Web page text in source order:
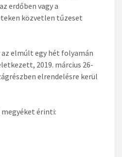
erdőben vagy a
közvetlen tűzeset
elmúlt egy hét folyamán
2019. március 26-
elrendelésre kerül
érinti: